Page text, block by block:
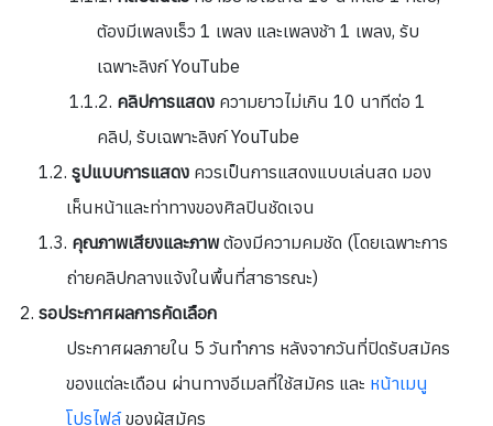
ต้องมีเพลงเร็ว 1 เพลง และเพลงช้า 1 เพลง, รับ
เฉพาะลิงก์ YouTube
คลิปการแสดง ความยาวไม่เกิน 10 นาทีต่อ 1
คลิป, รับเฉพาะลิงก์ YouTube
รูปแบบการแสดง ควรเป็นการแสดงแบบเล่นสด มอง
เห็นหน้าและท่าทางของศิลปินชัดเจน
คุณภาพเสียงและภาพต้องมีความคมชัด (โดยเฉพาะการ
ถ่ายคลิปกลางแจ้งในพื้นที่สาธารณะ)
รอประกาศผลการคัดเลือก
ประกาศผลภายใน 5 วันทำการ หลังจากวันที่ปิดรับสมัคร
ของแต่ละเดือน ผ่านทางอีเมลที่ใช้สมัคร และ หน้าเมนู
โปรไฟล์ของผู้สมัคร